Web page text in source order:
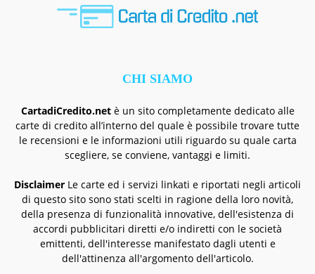
CHI SIAMO
CartadiCredito.netè un sito completamente dedicato alle
carte di credito all’interno del quale è possibile trovare tutte
le recensioni e le informazioni utili riguardo su quale carta
scegliere, se conviene, vantaggi e limiti.
Disclaimer Le carte ed i servizi linkati e riportati negli articoli
di questo sito sono stati scelti in ragione della loro novità,
della presenza di funzionalità innovative, dell'esistenza di
accordi pubblicitari diretti e/o indiretti con le società
emittenti, dell'interesse manifestato dagli utenti e
dell'attinenza all'argomento dell'articolo.